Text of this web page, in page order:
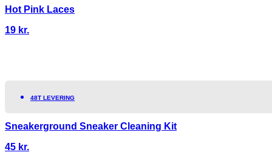
Hot Pink Laces
19 kr.
48T LEVERING
Sneakerground Sneaker Cleaning Kit
45 kr.